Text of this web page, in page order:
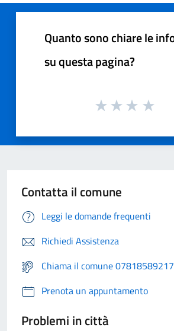
Quanto sono chiare le
su questa pagina?
Contatta il comune
Leggi le domande frequenti
Richiedi Assistenza
Chiama il comune 07818589217
Prenota un appuntamento
Problemi in città